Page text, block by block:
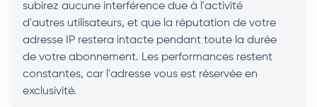
subirez aucune interférence due à l'activité
d'autres utilisateurs, et que la réputation de votre
adresse IP restera intacte pendant toute la durée
de votre abonnement. Les performances restent
constantes, car l'adresse vous est réservée en
exclusivité.